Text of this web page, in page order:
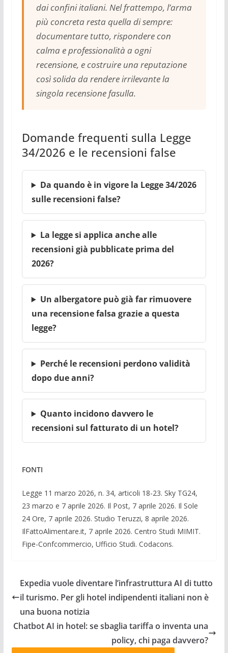
dai confini italiani. Nel frattempo, l’arma
più concreta resta quella di sempre:
documentare tutto, rispondere con
calma e professionalità a ogni
recensione, e costruire una reputazione
così solida da rendere irrilevante la
singola recensione fasulla.
Domande frequenti sulla Legge
34/2026 e le recensioni false
Da quando è in vigore la Legge 34/2026
sulle recensioni false?
La legge si applica anche alle
recensioni già pubblicate prima del
2026?
Un albergatore può già far rimuovere
una recensione falsa grazie a questa
legge?
Perché le recensioni perdono validità
dopo due anni?
Quanto incidono davvero le
recensioni sul fatturato di un hotel?
FONTI
Legge 11 marzo 2026, n. 34, articoli 18-23. Sky TG24,
23 marzo e 7 aprile 2026. Il Post, 7 aprile 2026. Il Sole
24 Ore, 7 aprile 2026. Studio Teruzzi, 8 aprile 2026.
IlFattoAlimentare.it, 7 aprile 2026. Centro Studi MIMIT.
Fipe-Confcommercio, Ufficio Studi. Codacons.
Expedia vuole diventare l’infrastruttura AI di tutto
il turismo. Per gli hotel indipendenti italiani non è
una buona notizia
Chatbot AI in hotel: se sbaglia tariffa o inventa una
policy, chi paga davvero?